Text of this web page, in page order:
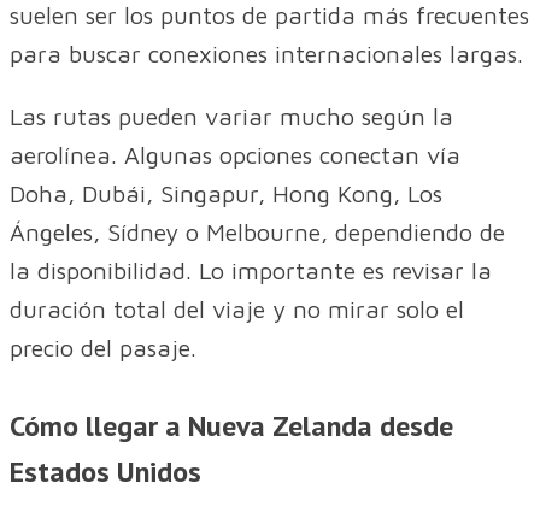
suelen ser los puntos de partida más frecuentes
para buscar conexiones internacionales largas.
Las rutas pueden variar mucho según la
aerolínea. Algunas opciones conectan vía
Doha, Dubái, Singapur, Hong Kong, Los
Ángeles, Sídney o Melbourne, dependiendo de
la disponibilidad. Lo importante es revisar la
duración total del viaje y no mirar solo el
precio del pasaje.
Cómo llegar a Nueva Zelanda desde
Estados Unidos